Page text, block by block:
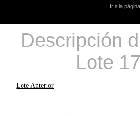
Ir a la
Descripción
Lote
Lote Anterior